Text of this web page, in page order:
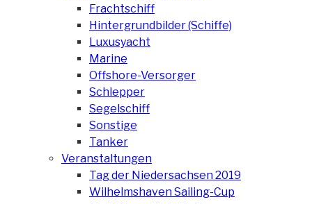
Frachtschiff
Hintergrundbilder (Schiffe)
Luxusyacht
Marine
Offshore-Versorger
Schlepper
Segelschiff
Sonstige
Tanker
Veranstaltungen
Tag der Niedersachsen 2019
Wilhelmshaven Sailing-Cup